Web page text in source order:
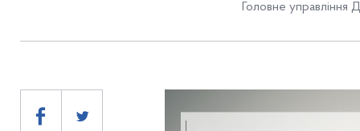
Головне управління